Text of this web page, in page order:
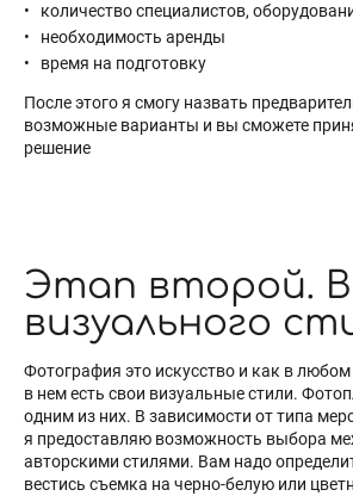
количество специалистов,
необходимость аренды
время на подготовку
После этого я смогу назвать
возможные варианты и вы сможете
решение
Этап второй.
визуального
Фотография это искусство и как в любом
в нем есть свои визуальные стили.
одним из них. В зависимости от типа
я предоставляю возможность выбора
авторскими стилями. Вам надо
вестись съемка на черно-белую или